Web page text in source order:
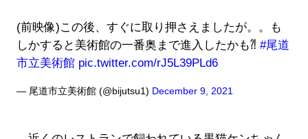
(前映像)この後、すぐに取り押さえましたが。。も
しかすると美術館の一番奥まで進入したかも⁈ #尾道
市立美術館 pic.twitter.com/rJ5L39PLd6
— 尾道市立美術館 (@bijutsu1) December 9, 2021